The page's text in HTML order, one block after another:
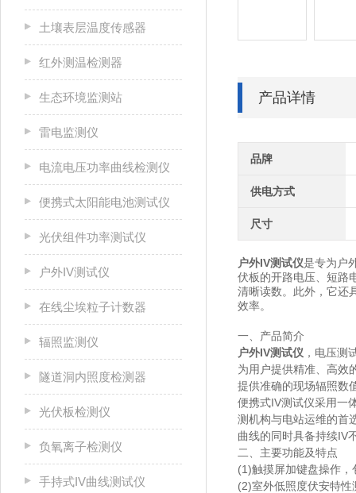
土壤表层温度传感器
红外测温检测器
生态环境监测站
雷电监测仪
电流电压功率曲线检测仪
便携式太阳能电池测试仪
光伏组件功率测试仪
户外IV测试仪
在线尘埃粒子计数器
辐照监测仪
隧道洞内照度检测器
光伏板检测仪
负氧离子检测仪
手持式IV曲线测试仪
产品详情
品牌
供电方式
尺寸
户外IV测试仪是专为户
伏板的开路电压、短路
清晰读数。此外，它还
效率。
一、产品简介
户外IV测试仪 ，电压测
为用户提供精准、高效
提供准确的现场辐照数
便携式IV测试仪采⽤⼀
测机构与电站运维的⾸
曲线的同时具备持续IV
二、主要功能及特点
(1)触摸屏加键盘操作
(2)室外低照度伏安特